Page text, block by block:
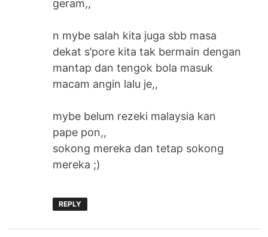
geram,,
n mybe salah kita juga sbb masa
dekat s’pore kita tak bermain dengan
mantap dan tengok bola masuk
macam angin lalu je,,
mybe belum rezeki malaysia kan
pape pon,,
sokong mereka dan tetap sokong
mereka ;)
REPLY